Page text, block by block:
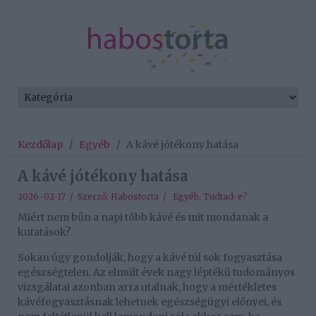
Kezdőlap / Egyéb / A kávé jótékony hatása
A kávé jótékony hatása
2026-02-17 / Szerző: Habostorta / Egyéb, Tudtad-e?
Miért nem bűn a napi több kávé és mit mondanak a
kutatások?
Sokan úgy gondolják, hogy a kávé túl sok fogyasztása
egészségtelen. Az elmúlt évek nagy léptékű tudományos
vizsgálatai azonban arra utalnak, hogy a mértékletes
kávéfogyasztásnak lehetnek egészségügyi előnyei, és